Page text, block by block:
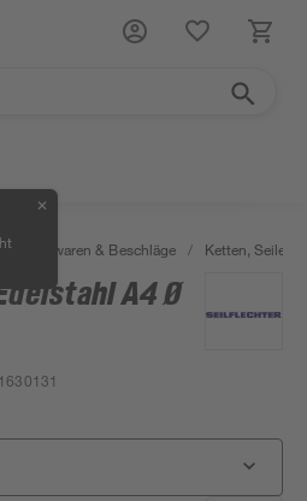
✕
/ Eisenwaren & Beschläge / Ketten, Seile &
A4 Ø
1630131